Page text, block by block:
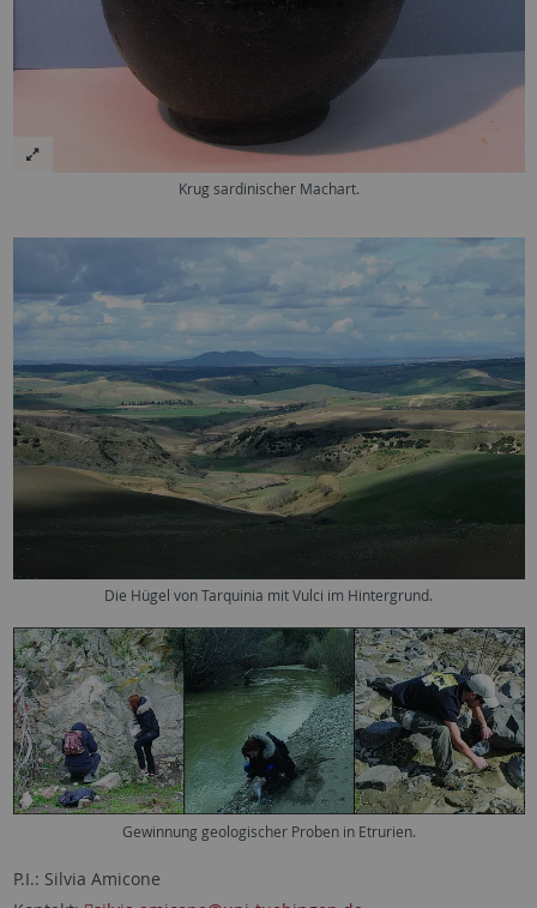
Krug sardinischer Machart.
Die Hügel von Tarquinia mit Vulci im Hintergrund.
Gewinnung geologischer Proben in Etrurien.
P.I.: Silvia Amicone